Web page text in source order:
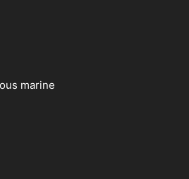
marine